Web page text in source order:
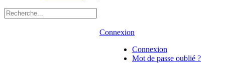
Connexion
Connexion
Mot de passe oublié ?